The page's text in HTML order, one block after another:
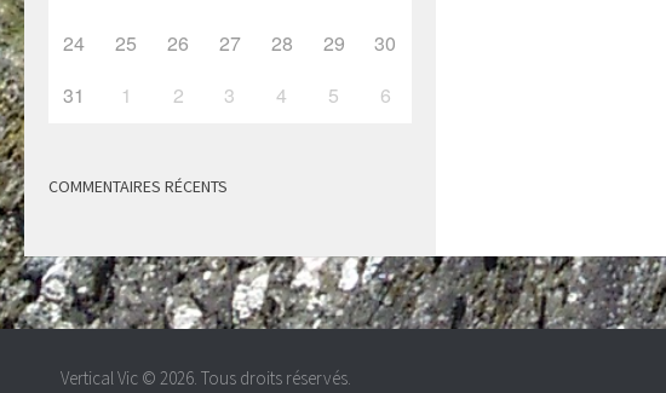
24
25 26 27 28 29
30
31
1 2 3 4 5 6
COMMENTAIRES RÉCENTS
Vertical Vic © 2026. Tous droits réservés.